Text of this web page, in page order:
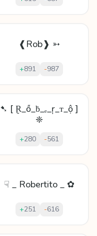
❰Rob❱ ➳
+891 -987
➷ [ Ɽ_ő_ḃ_ₑ_ŗ_ᴛ_ộ ]
❈
+280 -561
☟ _ Robertito _ ✿
+251 -616